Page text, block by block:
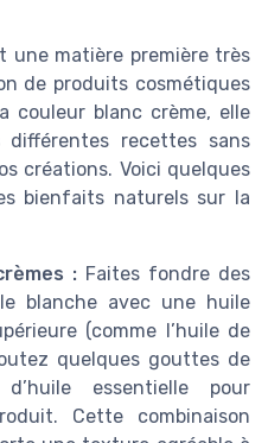
une matière première très
de produits cosmétiques
couleur blanc crème, elle
différentes recettes sans
créations. Voici quelques
bienfaits naturels sur la
:Faites fondre des
blanche avec une huile
(comme l’huile de
quelques gouttes de
essentielle pour
Cette combinaison